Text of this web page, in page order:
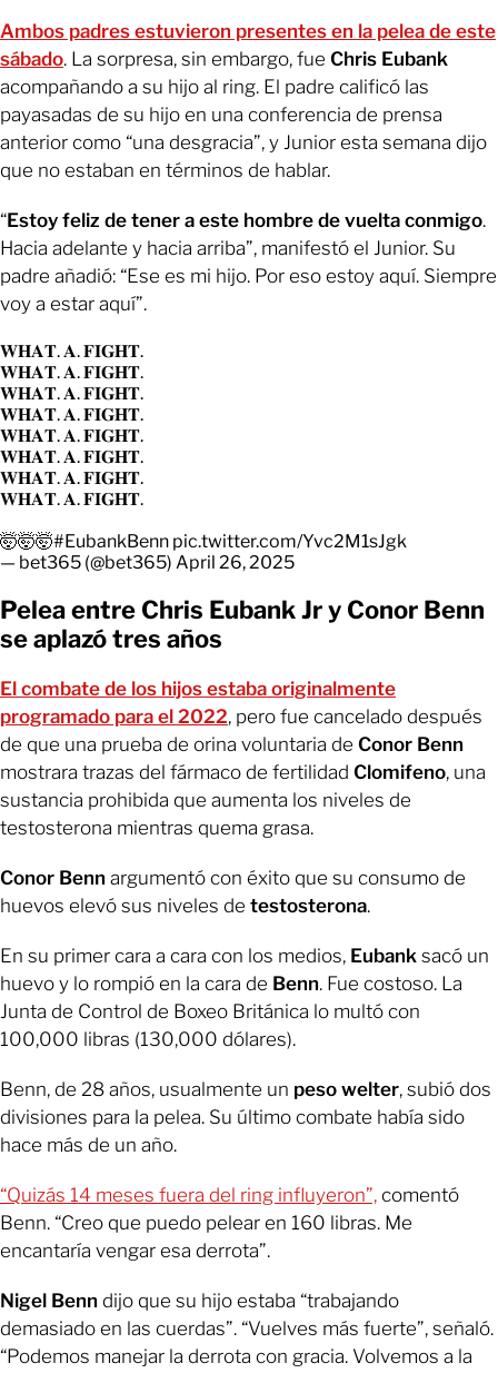
Ambos padres estuvieron presentes en la pelea de este
sábado. La sorpresa, sin embargo, fue Chris Eubank
acompañando a su hijo al ring. El padre calificó las
payasadas de su hijo en una conferencia de prensa
anterior como “una desgracia”, y Junior esta semana dijo
que no estaban en términos de hablar.
“Estoy feliz de tener a este hombre de vuelta conmigo.
Hacia adelante y hacia arriba”, manifestó el Junior. Su
padre añadió: “Ese es mi hijo. Por eso estoy aquí. Siempre
voy a estar aquí”.
𝐖𝐇𝐀𝐓. 𝐀. 𝐅𝐈𝐆𝐇𝐓.
𝐖𝐇𝐀𝐓. 𝐀. 𝐅𝐈𝐆𝐇𝐓.
𝐖𝐇𝐀𝐓. 𝐀. 𝐅𝐈𝐆𝐇𝐓.
𝐖𝐇𝐀𝐓. 𝐀. 𝐅𝐈𝐆𝐇𝐓.
𝐖𝐇𝐀𝐓. 𝐀. 𝐅𝐈𝐆𝐇𝐓.
𝐖𝐇𝐀𝐓. 𝐀. 𝐅𝐈𝐆𝐇𝐓.
𝐖𝐇𝐀𝐓. 𝐀. 𝐅𝐈𝐆𝐇𝐓.
𝐖𝐇𝐀𝐓. 𝐀. 𝐅𝐈𝐆𝐇𝐓.
🤯🤯🤯#EubankBenn pic.twitter.com/Yvc2M1sJgk
— bet365 (@bet365) April 26, 2025
Pelea entre Chris Eubank Jr y Conor Benn
se aplazó tres años
El combate de los hijos estaba originalmente
programado para el 2022, pero fue cancelado después
de que una prueba de orina voluntaria de Conor Benn
mostrara trazas del fármaco de fertilidad Clomifeno, una
sustancia prohibida que aumenta los niveles de
testosterona mientras quema grasa.
Conor Benn argumentó con éxito que su consumo de
huevos elevó sus niveles de testosterona.
En su primer cara a cara con los medios, Eubank sacó un
huevo y lo rompió en la cara de Benn. Fue costoso. La
Junta de Control de Boxeo Británica lo multó con
100,000 libras (130,000 dólares).
Benn, de 28 años, usualmente un peso welter, subió dos
divisiones para la pelea. Su último combate había sido
hace más de un año.
“Quizás 14 meses fuera del ring influyeron”, comentó
Benn. “Creo que puedo pelear en 160 libras. Me
encantaría vengar esa derrota”.
Nigel Benn dijo que su hijo estaba “trabajando
demasiado en las cuerdas”. “Vuelves más fuerte”, señaló.
“Podemos manejar la derrota con gracia. Volvemos a la